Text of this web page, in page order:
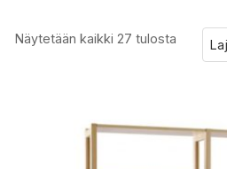
Näytetään kaikki 27 tulosta